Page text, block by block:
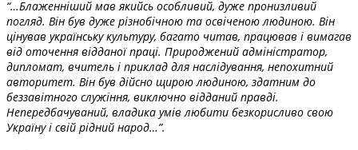
“…Блаженніший мав якийсь особливий, дуже пронизливий
погляд. Він був дуже різнобічною та освіченою людиною. Він
цінував українську культуру, багато читав, працював і вимагав
від оточення відданої праці. Природжений адміністратор,
дипломат, вчитель і приклад для наслідування, непохитний
авторитет. Він був дійсно щирою людиною, здатним до
беззавітного служіння, виключно відданий правді.
Непередбачуваний, владика умів любити безкорисливо свою
Україну і свій рідний народ…”.